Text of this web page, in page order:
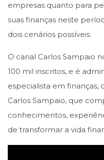
empresas quanto para
suas finanças neste
dois cenários possíveis.
O canal Carlos Sampaio
100 mil inscritos, e é
especialista em
Carlos Sampaio, que
conhecimentos,
de transformar a vida